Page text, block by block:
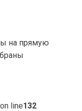
на прямую
on line132